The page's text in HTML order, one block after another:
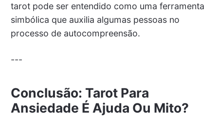
tarot pode ser entendido como uma ferramenta
simbólica que auxilia algumas pessoas no
processo de autocompreensão.
---
Conclusão: Tarot Para
Ansiedade É Ajuda Ou Mito?